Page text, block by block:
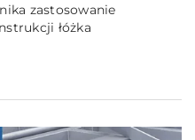
zastosowanie
łóżka